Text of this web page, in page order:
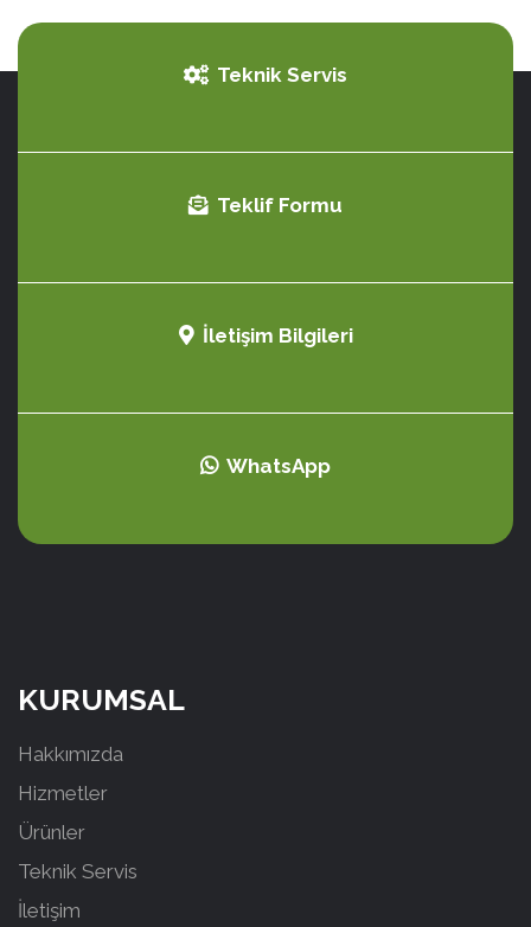
Teknik Servis
Teklif Formu
İletişim Bilgileri
WhatsApp
KURUMSAL
Hakkımızda
Hizmetler
Ürünler
Teknik Servis
İletişim